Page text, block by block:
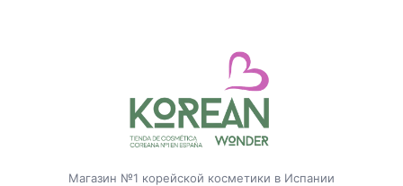
Магазин №1 корейской косметики в Испании